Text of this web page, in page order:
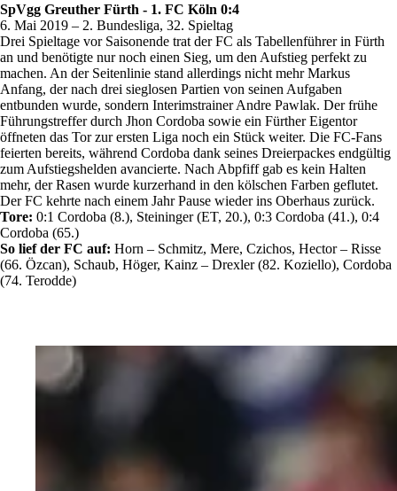
SpVgg Greuther Fürth - 1. FC Köln 0:4
6. Mai 2019 – 2. Bundesliga, 32. Spieltag
Drei Spieltage vor Saisonende trat der FC als Tabellenführer in Fürth
an und benötigte nur noch einen Sieg, um den Aufstieg perfekt zu
machen. An der Seitenlinie stand allerdings nicht mehr Markus
Anfang, der nach drei sieglosen Partien von seinen Aufgaben
entbunden wurde, sondern Interimstrainer Andre Pawlak. Der frühe
Führungstreffer durch Jhon Cordoba sowie ein Fürther Eigentor
öffneten das Tor zur ersten Liga noch ein Stück weiter. Die FC-Fans
feierten bereits, während Cordoba dank seines Dreierpackes endgültig
zum Aufstiegshelden avancierte. Nach Abpfiff gab es kein Halten
mehr, der Rasen wurde kurzerhand in den kölschen Farben geflutet.
Der FC kehrte nach einem Jahr Pause wieder ins Oberhaus zurück.
Tore: 0:1 Cordoba (8.), Steininger (ET, 20.), 0:3 Cordoba (41.), 0:4
Cordoba (65.)
So lief der FC auf: Horn – Schmitz, Mere, Czichos, Hector – Risse
(66. Özcan), Schaub, Höger, Kainz – Drexler (82. Koziello), Cordoba
(74. Terodde)